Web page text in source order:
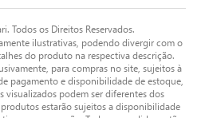
Todos os Direitos Reservados.
ilustrativas, podendo divergir com o
do produto na respectiva descrição.
para compras no site, sujeitos à
pagamento e disponibilidade de estoque,
visualizados podem ser diferentes dos
estarão sujeitos a disponibilidade